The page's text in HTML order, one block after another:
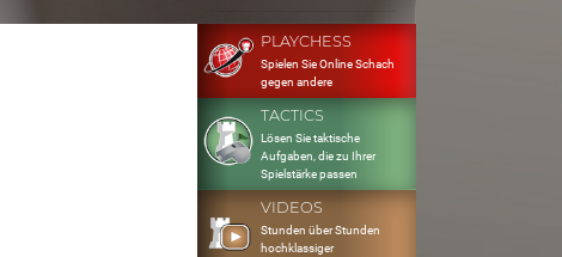
PLAYCHESS
Spielen Sie Online Schach
gegen andere
TACTICS
Lösen Sie taktische
Aufgaben, die zu Ihrer
Spielstärke passen
VIDEOS
Stunden über Stunden
hochklassiger